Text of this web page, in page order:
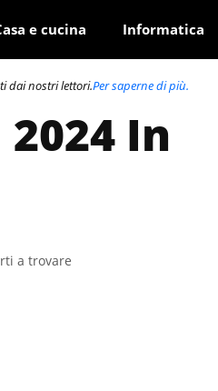
e cucina Informatica
dai nostri lettori.Per saperne di più.
In
a trovare